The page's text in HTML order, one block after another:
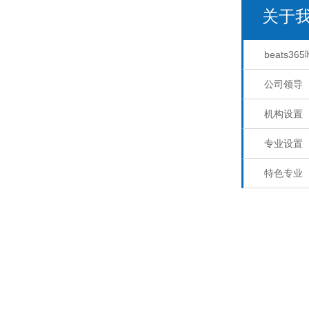
关于
beats365
公司领导
机构设置
专业设置
特色专业